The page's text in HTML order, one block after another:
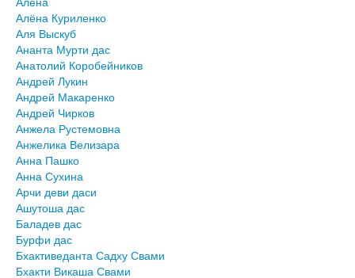
Алёна Куриленко
Аля Выскуб
Ананта Мурти дас
Анатолий Коробейников
Андрей Лукин
Андрей Макаренко
Андрей Чирков
Анжела Рустемовна
Анжелика Велизара
Анна Пашко
Анна Сухина
Арчи деви даси
Ашутоша дас
Баладев дас
Бурфи дас
Бхактиведанта Садху Свами
Бхакти Викаша Свами